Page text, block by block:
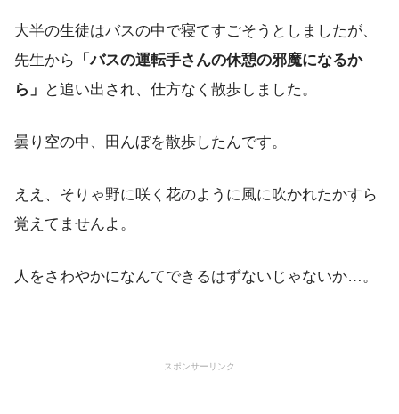
大半の生徒はバスの中で寝てすごそうとしましたが、
先生から 「バスの運転手さんの休憩の邪魔になるか
ら」 と追い出され、仕方なく散歩しました。
曇り空の中、田んぼを散歩したんです。
ええ、そりゃ野に咲く花のように風に吹かれたかすら
覚えてませんよ。
人をさわやかになんてできるはずないじゃないか…。
スポンサーリンク